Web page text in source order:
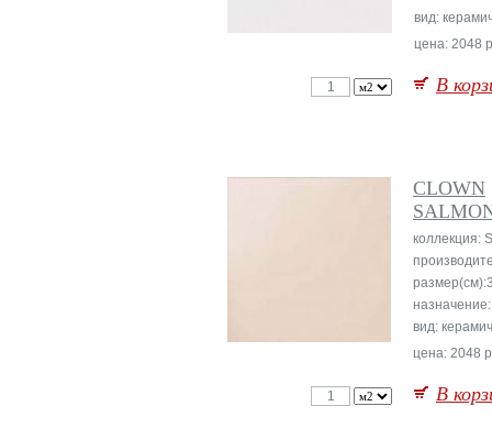
вид:
цена: 2048
В
CLOWN
коллекция:
вид:
цена: 2048
В